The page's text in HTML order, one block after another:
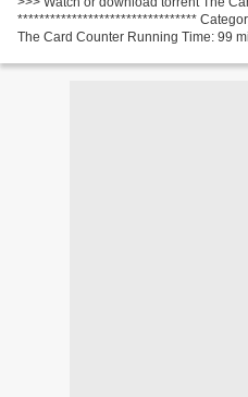
*********************************
The Card Counter Running Time: 99